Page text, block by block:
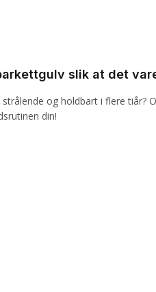
slik at det
og holdbart i flere tiår?
din!